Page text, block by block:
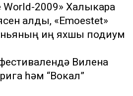
2009» Халыкара
алды, «Emoestet»
иң яхшы подиум
Вилена
һәм “Вокал”